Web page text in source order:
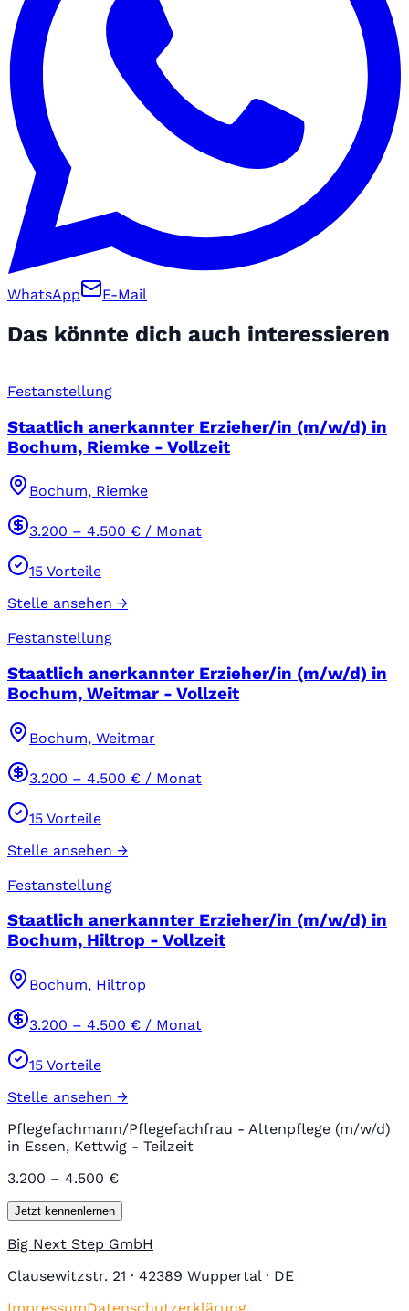
WhatsApp E-Mail
Das könnte dich auch interessieren
Festanstellung
Staatlich anerkannter Erzieher/in (m/w/d) in
Bochum, Riemke - Vollzeit
Bochum, Riemke
3.200 – 4.500 € / Monat
15 Vorteile
Stelle ansehen →
Festanstellung
Staatlich anerkannter Erzieher/in (m/w/d) in
Bochum, Weitmar - Vollzeit
Bochum, Weitmar
3.200 – 4.500 € / Monat
15 Vorteile
Stelle ansehen →
Festanstellung
Staatlich anerkannter Erzieher/in (m/w/d) in
Bochum, Hiltrop - Vollzeit
Bochum, Hiltrop
3.200 – 4.500 € / Monat
15 Vorteile
Stelle ansehen →
Pflegefachmann/Pflegefachfrau - Altenpflege (m/w/d)
in Essen, Kettwig - Teilzeit
3.200 – 4.500 €
Jetzt kennenlernen
Big Next Step GmbH
Clausewitzstr. 21 · 42389 Wuppertal · DE